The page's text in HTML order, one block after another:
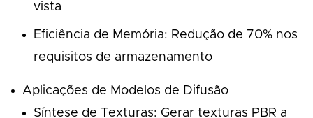
vista
Eficiência de Memória: Redução de 70% nos
requisitos de armazenamento
Aplicações de Modelos de Difusão
Síntese de Texturas: Gerar texturas PBR a